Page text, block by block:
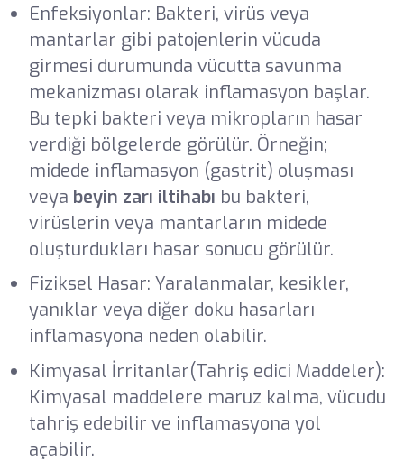
Enfeksiyonlar: Bakteri, virüs veya
mantarlar gibi patojenlerin vücuda
girmesi durumunda vücutta savunma
mekanizması olarak inflamasyon başlar.
Bu tepki bakteri veya mikropların hasar
verdiği bölgelerde görülür. Örneğin;
midede inflamasyon (gastrit) oluşması
veya beyin zarı iltihabı bu bakteri,
virüslerin veya mantarların midede
oluşturdukları hasar sonucu görülür.
Fiziksel Hasar: Yaralanmalar, kesikler,
yanıklar veya diğer doku hasarları
inflamasyona neden olabilir.
Kimyasal İrritanlar(Tahriş edici Maddeler):
Kimyasal maddelere maruz kalma, vücudu
tahriş edebilir ve inflamasyona yol
açabilir.